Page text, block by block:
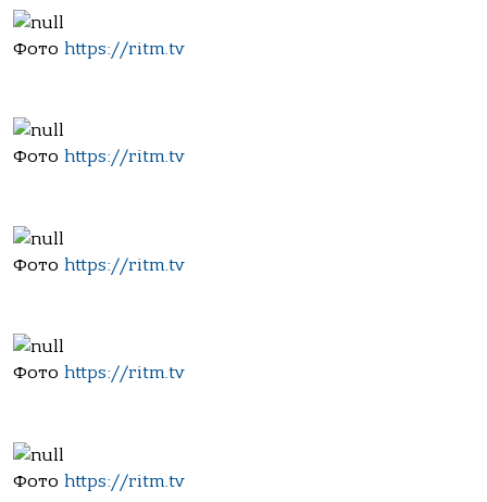
Фото https://ritm.tv
Фото https://ritm.tv
Фото https://ritm.tv
Фото https://ritm.tv
Фото https://ritm.tv